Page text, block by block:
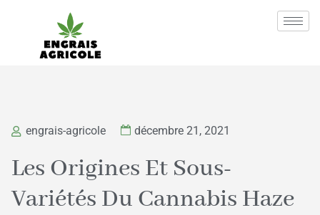
engrais-agricole décembre 21, 2021
Les Origines Et Sous-
Variétés Du Cannabis Haze